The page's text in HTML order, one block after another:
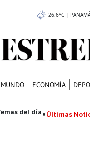
26.6°C |
MUNDO ECONOMÍA
Últimas